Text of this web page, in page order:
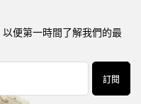
便第一時間了解我們的最
訂閱